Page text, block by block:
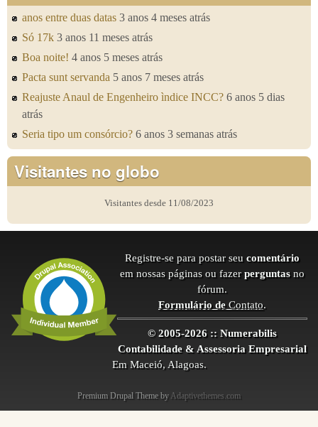
anos entre duas datas 3 anos 4 meses atrás
Só 17k 3 anos 11 meses atrás
Boa noite! 4 anos 5 meses atrás
Pacta sunt servanda 5 anos 7 meses atrás
Reajuste Anaul de Engenheiro ìndice INCC? 6 anos 5 dias
atrás
Seria tipo um consórcio? 6 anos 3 semanas atrás
Visitantes no globo
Visitantes desde 11/08/2023
Registre-se para postar seu comentário
em nossas páginas ou fazer perguntas no
fórum.
Formulário deContato.
© 2005-2026 :: Numerabilis
Contabilidade & Assessoria Empresarial
Em Maceió, Alagoas.
Premium Drupal Theme by Adaptivethemes.com